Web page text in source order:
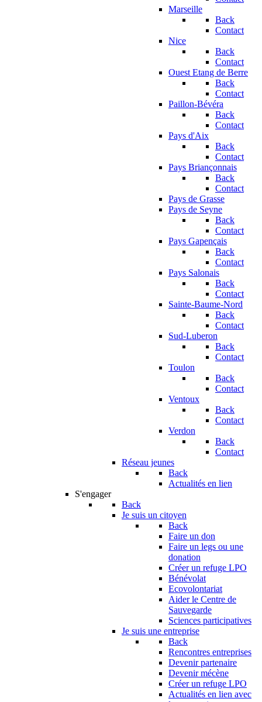
Marseille
Back
Contact
Nice
Back
Contact
Ouest Etang de Berre
Back
Contact
Paillon-Bévéra
Back
Contact
Pays d'Aix
Back
Contact
Pays Briançonnais
Back
Contact
Pays de Grasse
Pays de Seyne
Back
Contact
Pays Gapençais
Back
Contact
Pays Salonais
Back
Contact
Sainte-Baume-Nord
Back
Contact
Sud-Luberon
Back
Contact
Toulon
Back
Contact
Ventoux
Back
Contact
Verdon
Back
Contact
Réseau jeunes
Back
Actualités en lien
S'engager
Back
Je suis un citoyen
Back
Faire un don
Faire un legs ou une
donation
Créer un refuge LPO
Bénévolat
Ecovolontariat
Aider le Centre de
Sauvegarde
Sciences participatives
Je suis une entreprise
Back
Rencontres entreprises
Devenir partenaire
Devenir mécène
Créer un refuge LPO
Actualités en lien avec